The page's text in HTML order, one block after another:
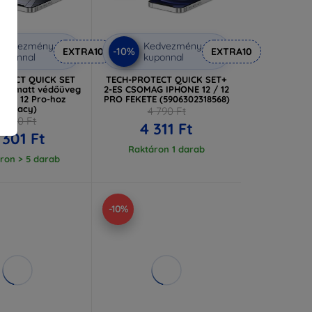
Kedvezmény
kuponnal
EXTRA10
QUICK SET
os matt védőüveg
12 / 12 Pro-hoz
(privacy)
5 890 Ft
Ft
> 5 darab
-10%
Kedvezmény
kuponnal
EXTRA10
TECH-PROTECT QUICK SET+
2-ES CSOMAG IPHONE 12 / 12
PRO FEKETE (5906302318568)
4 790 Ft
4 311 Ft
Raktáron 1 darab
-10%